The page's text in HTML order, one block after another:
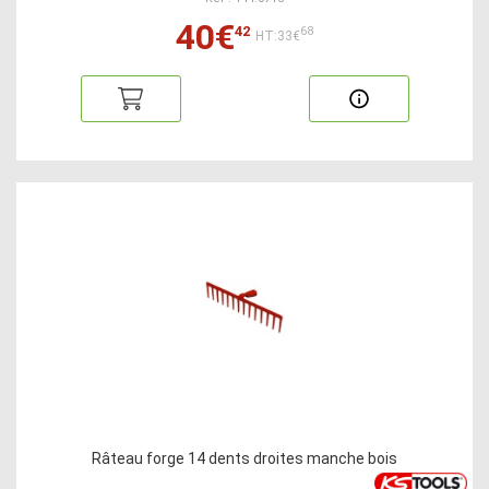
40€42 HT:33€68
Râteau forge 14 dents droites manche bois